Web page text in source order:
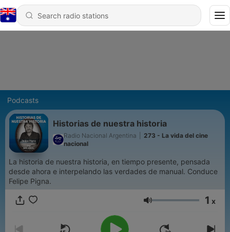
Podcasts
Historias de nuestra historia
Radio Nacional Argentina
273 - La vida del cine
nacional
La historia de nuestra historia, en tiempo presente, pensada
desde ahora e interpelando las verdades de manual. Conduce
Felipe Pigna.
Volume 1 x